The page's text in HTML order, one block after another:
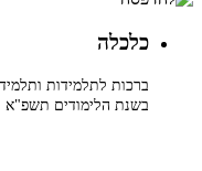
כלכלה
ברכות לתלמידות
בשנת הלימודים תשפ"א